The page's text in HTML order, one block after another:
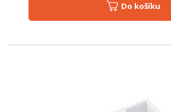
Do košíku